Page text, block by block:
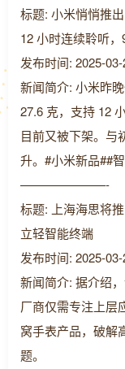
标题: 小米悄悄推
12 小时连续聆听，
发布时间: 2025-
新闻简介: 小米昨
27.6 克，支持 12
目前又被下架。与
升。#小米新品##
———————-
标题: 上海海思将
立轻智能终端
发布时间: 2025-
新闻简介: 据介绍
厂商仅需专注上层
窝手表产品，破解
题。